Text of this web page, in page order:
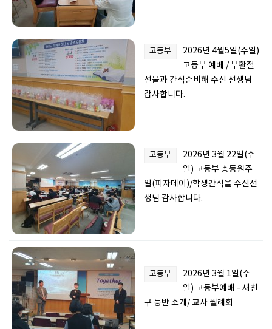
고등부
2026년 4월5일(주일)
고등부 예베 / 부활절
선물과 간식준비해 주신 선생님
감사합니다.
고등부
2026년 3월 22일(주
일) 고등부 총동원주
일(피자데이)/학생간식을 주신선
생님 감사합니다.
고등부
2026년 3월 1일(주
일) 고등부예배 - 새친
구 등반 소개/ 교사 월례회